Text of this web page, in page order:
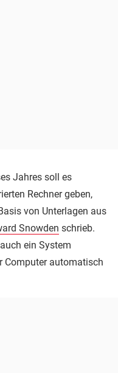
Jahres soll es
Rechner geben,
von Unterlagen aus
Snowden schrieb.
ein System
Computer automatisch